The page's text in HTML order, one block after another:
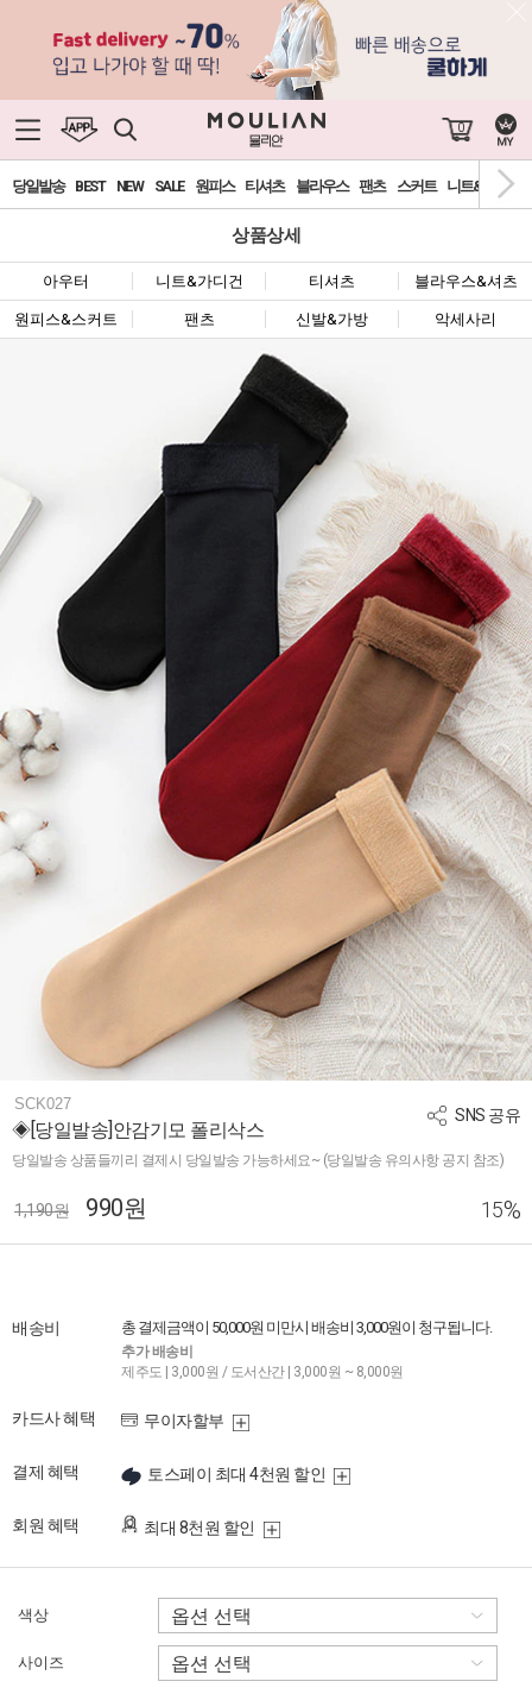
0
당일발송 BEST NEW SALE 원피스 티셔츠 블라우스 팬츠 스커트 니트&가디건
상품상세
아우터 니트&가디건 티셔츠 블라우스&셔츠
원피스&스커트 팬츠 신발&가방 악세사리
SNS 공유
SCK027
◈[당일발송]안감기모 폴리삭스
당일발송 상품들끼리 결제시 당일발송 가능하세요~ (당일발송 유의사항 공지 참조)
1,190원 990원 15%
배송비 총 결제금액이 50,000원 미만시 배송비 3,000원이 청구됩니다.
추가 배송비
제주도 | 3,000원 / 도서산간 | 3,000원 ~ 8,000원
카드사 혜택 무이자할부
결제 혜택 토스페이 최대 4천원 할인
회원 혜택 최대 8천원 할인
색상
사이즈